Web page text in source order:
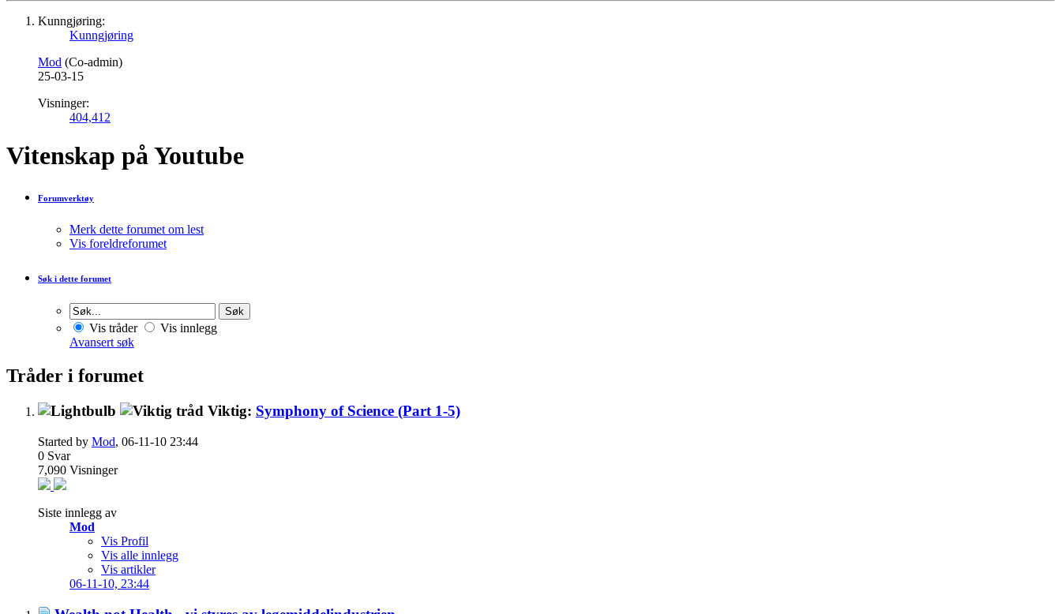
Kunngjøring:
Kunngjøring
Mod (Co-admin)
25-03-15
Visninger:
404,412
Vitenskap på Youtube
Forumverktøy
Merk dette forumet om lest
Vis foreldreforumet
Søk i dette forumet
Vis tråder
Vis innlegg
Avansert søk
Tråder i forumet
Viktig: Symphony of Science (Part 1-5)
Started by Mod, 06-11-10 23:44
0 Svar
7,090 Visninger
Siste innlegg av
Mod
Vis Profil
Vis alle innlegg
Vis artikler
06-11-10, 23:44